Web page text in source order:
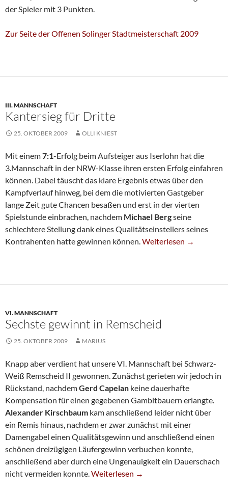
der Spieler mit 3 Punkten.
Zur Seite der Offenen Solinger Stadtmeisterschaft 2009
III. MANNSCHAFT
Kantersieg für Dritte
25. OKTOBER 2009 OLLI KNIEST
Mit einem7:1-Erfolg beim Aufsteiger aus Iserlohn hat die
3.Mannschaft in der NRW-Klasse ihren ersten Erfolg einfahren
können. Dabei täuscht das klare Ergebnis etwas über den
Kampfverlauf hinweg, bei dem die motivierten Gastgeber
lange Zeit gute Chancen besaßen und erst in der vierten
Spielstunde einbrachen, nachdem Michael Bergseine
schlechtere Stellung dank eines Qualitätseinstellers seines
Kontrahenten hatte gewinnen können.Kantersieg Für Dritte
Weiterlesen →
VI. MANNSCHAFT
Sechste gewinnt in Remscheid
25. OKTOBER 2009 MARIUS
Knapp aber verdient hat unsere VI. Mannschaft bei Schwarz-
Weiß Remscheid II gewonnen. Zunächst gerieten wir jedoch in
Rückstand, nachdemGerd Capelan keine dauerhafte
Kompensation für einen gegebenen Gambitbauern erlangte.
Alexander Kirschbaum kam anschließend leider nicht über
ein Remis hinaus, nachdem er zwar zunächst mit einer
Damengabel einen Qualitätsgewinn und anschließend einen
schönen dreizügigen Läufergewinn verbuchen konnte,
anschließend aber durch eine Ungenauigkeit ein Dauerschach
nicht vermeiden konnte.Sechste Gewinnt In Remscheid
Weiterlesen →